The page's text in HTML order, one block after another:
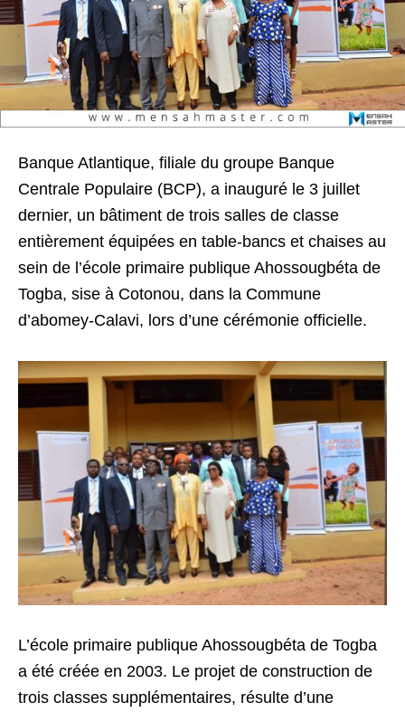
Banque Atlantique, filiale du groupe Banque
Centrale Populaire (BCP), a inauguré le 3 juillet
dernier, un bâtiment de trois salles de classe
entièrement équipées en table-bancs et chaises au
sein de l’école primaire publique Ahossougbéta de
Togba, sise à Cotonou, dans la Commune
d’abomey-Calavi, lors d’une cérémonie officielle.
L’école primaire publique Ahossougbéta de Togba
a été créée en 2003. Le projet de construction de
trois classes supplémentaires, résulte d’une